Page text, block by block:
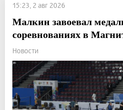
15:23, 2 авг 2026
Малкин завоевал
соревнованиях в
Новости